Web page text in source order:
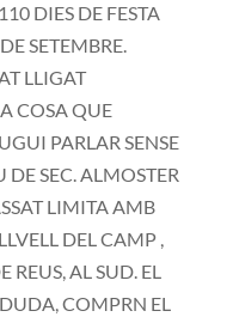
DIES DE FESTA
SETEMBRE.
LLIGAT
COSA QUE
PARLAR SENSE
SEC. ALMOSTER
LIMITA AMB
DEL CAMP ,
REUS, AL SUD. EL
COMPRN EL